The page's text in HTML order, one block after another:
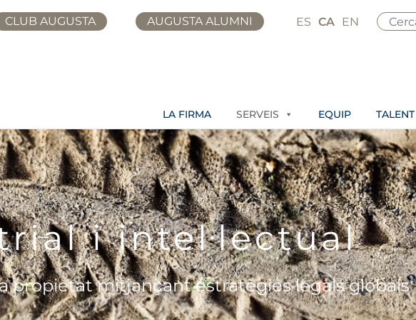
CLUB AUGUSTA AUGUSTA ALUMNI ES CA EN
Search
for:
LA FIRMA SERVEIS EQUIP TALENT
i intel·lectual
propietat mitjançant estratègies legals globals